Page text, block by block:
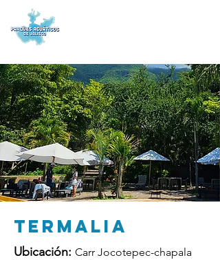
TERMALIA
Ubicación: Carr Jocotepec-chapala